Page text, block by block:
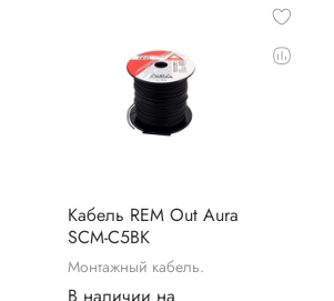
Кабель REM Out Aura
SCM-C5BK
Монтажный кабель.